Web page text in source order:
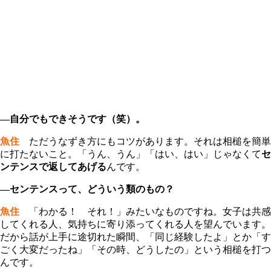
―自分でもできそうです（笑）。
魚住 ただうなずき方にもコツがあります。それは相槌を簡単
に打たないこと。「うん、うん」「はい、はい」じゃなくてセ
ンテンスで返してあげるんです。
―センテンスって、どういう類のもの？
魚住 「わかる！ それ！」みたいなものですね。女子は共感
してくれる人、気持ちに寄り添ってくれる人を望んでいます。
だから話が上手に途切れた瞬間、「同じ経験したよ」とか「す
ごく大変だったね」「その時、どうしたの」という相槌を打つ
んです。